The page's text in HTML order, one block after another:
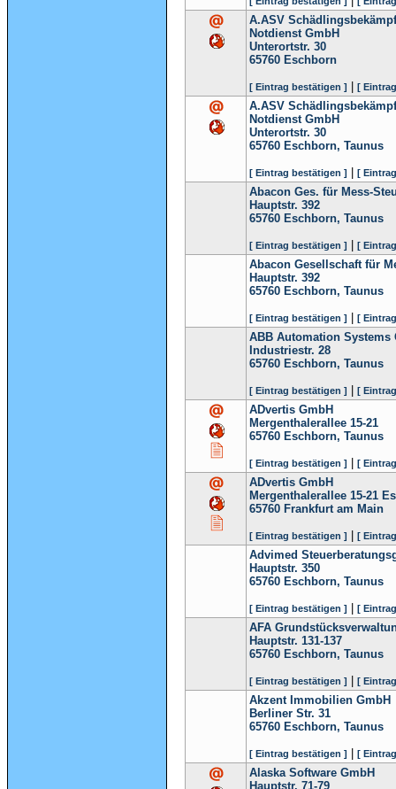
A.ASV
Notdienst GmbH
Unterortstr. 30
65760 Eschborn
[ Eintrag bestätigen ] [
A.ASV
Notdienst GmbH
Unterortstr. 30
65760 Eschborn, Taunus
[ Eintrag bestätigen ] [
Abacon Ges. für Mess-
Hauptstr. 392
65760 Eschborn, Taunus
[ Eintrag bestätigen ] [
Abacon Gesellschaft für
Hauptstr. 392
65760 Eschborn, Taunus
[ Eintrag bestätigen ] [
ABB Automation Systems
Industriestr. 28
65760 Eschborn, Taunus
[ Eintrag bestätigen ] [
ADvertis GmbH
Mergenthalerallee 15-21
65760 Eschborn, Taunus
[ Eintrag bestätigen ] [
ADvertis GmbH
Mergenthalerallee 15-21
65760 Frankfurt am Main
[ Eintrag bestätigen ] [
Advimed
Hauptstr. 350
65760 Eschborn, Taunus
[ Eintrag bestätigen ] [
AFA
Hauptstr. 131-137
65760 Eschborn, Taunus
[ Eintrag bestätigen ] [
Akzent Immobilien GmbH
Berliner Str. 31
65760 Eschborn, Taunus
[ Eintrag bestätigen ] [
Alaska Software GmbH
Hauptstr. 71-79